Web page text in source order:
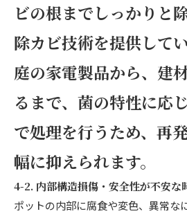
ビの根までしっかりと
除カビ技術を提供して
庭の家電製品から、建
るまで、菌の特性に応
で処理を行うため、再
幅に抑えられます。
4-2. 内部構造損傷・安全性が不安な
ポットの内部に腐食や変色、異常な